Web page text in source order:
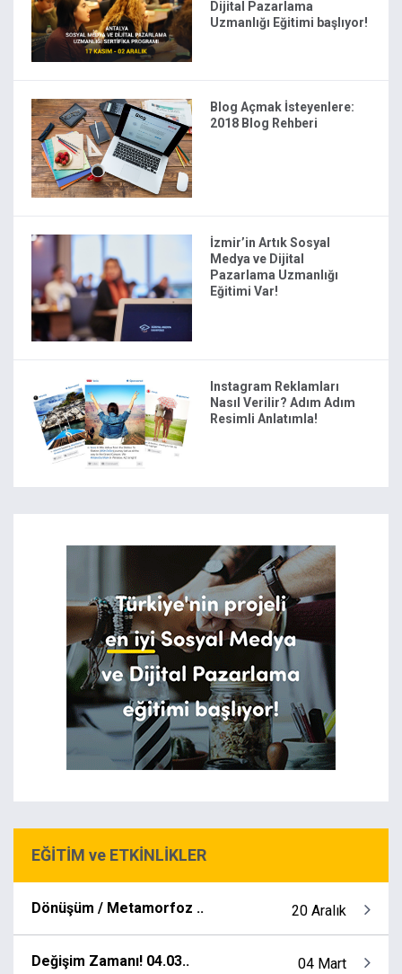
Dijital Pazarlama
Uzmanlığı Eğitimi başlıyor!
Blog Açmak İsteyenlere:
2018 Blog Rehberi
İzmir’in Artık Sosyal
Medya ve Dijital
Pazarlama Uzmanlığı
Eğitimi Var!
Instagram Reklamları
Nasıl Verilir? Adım Adım
Resimli Anlatımla!
EĞİTİM ve ETKİNLİKLER
Dönüşüm / Metamorfoz .. 20 Aralık
Değişim Zamanı! 04.03.. 04 Mart